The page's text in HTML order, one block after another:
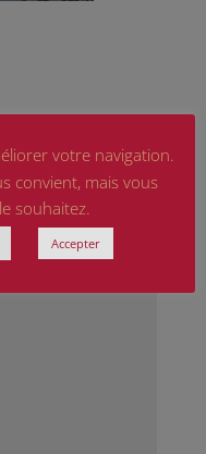
publiée.
Les
avec*
votre navigation.
convient, mais vous
souhaitez.
Accepter